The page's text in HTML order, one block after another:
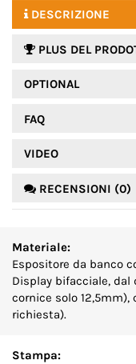
DESCRIZIONE
PLUS DEL
OPTIONAL
FAQ
VIDEO
RECENSIONI (0)
Materiale:
Espositore da banco
Display bifacciale,
cornice solo
richiesta).
Stampa: